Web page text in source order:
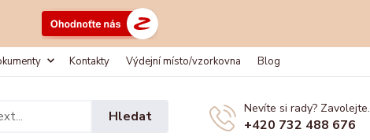
Kontakty Výdejní místo/vzorkovna Blog
Hledat Nevíte si rady? Zavolejte.
+420 732 488 676